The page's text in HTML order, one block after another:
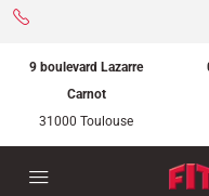
9 boulevard Lazarre
Carnot
31000 Toulouse